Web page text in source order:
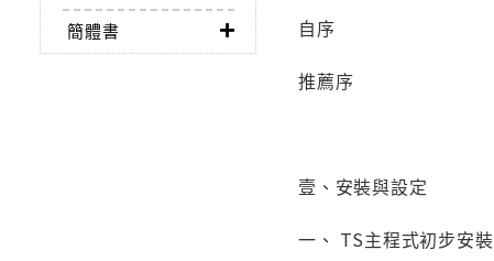
簡體書
自序
推薦序
壹、安裝與設定
一、 TS主程式初步安裝